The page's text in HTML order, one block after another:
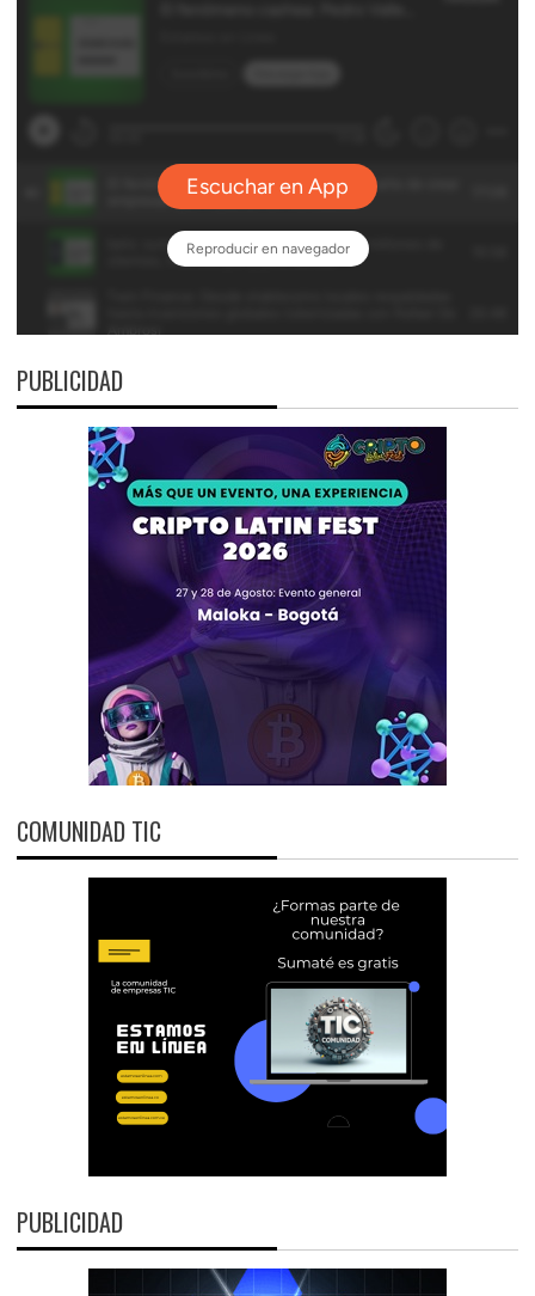
PUBLICIDAD
COMUNIDAD TIC
PUBLICIDAD